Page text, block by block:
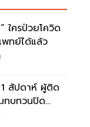
ใครป่วยโควิด
ทย์ได้แล้ว
สัปดาห์ ผู้ติด
ทบทวนปิด